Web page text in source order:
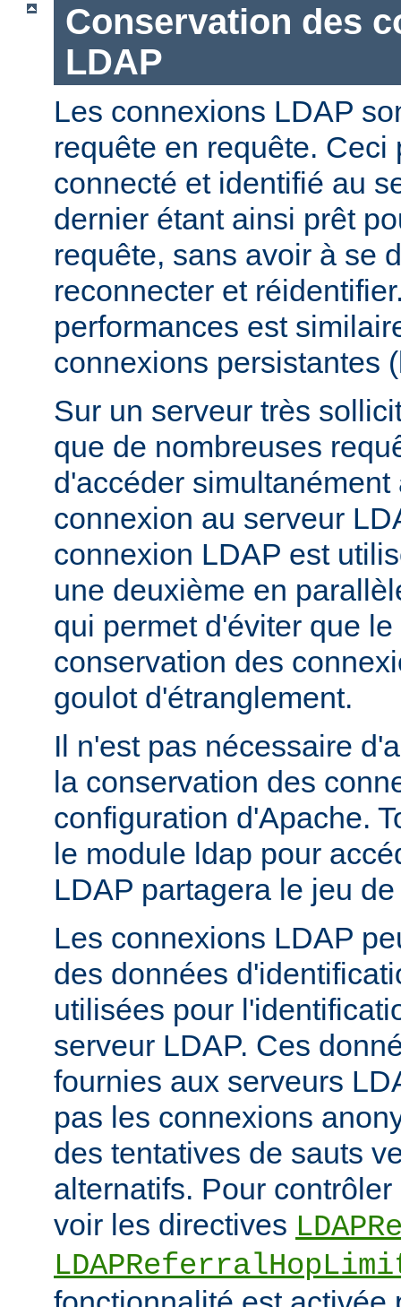
Conservation des
LDAP
Les connexions LDAP
requête en requête. Ceci
connecté et identifié au
dernier étant ainsi prêt
requête, sans avoir à se
reconnecter et
performances est
connexions persistantes
Sur un serveur très
que de nombreuses
d'accéder simultanément
connexion au serveur
connexion LDAP est
une deuxième en
qui permet d'éviter que
conservation des
goulot d'étranglement.
Il n'est pas nécessaire
la conservation des
configuration d'Apache.
le module ldap pour
LDAP partagera le jeu
Les connexions LDAP
des données
utilisées pour
serveur LDAP. Ces
fournies aux serveurs
pas les connexions
des tentatives de sauts
alternatifs. Pour
voir les directives